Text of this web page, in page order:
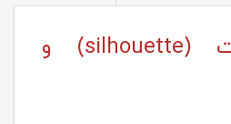
تعریف سیلوت (silhouette) و